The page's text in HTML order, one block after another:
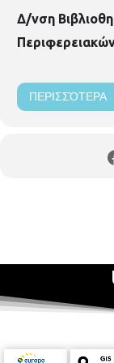
Δ/νση
ΠΕΡΙΣΣΌΤΕΡΑ